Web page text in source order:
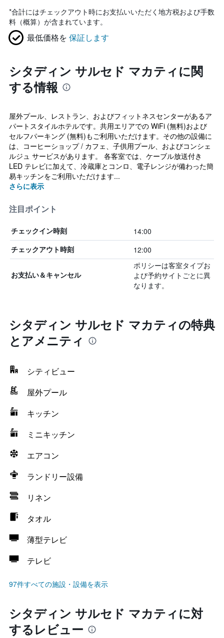
*合計にはチェックアウト時にお支払いいただく地方税および手数
料（概算）が含まれています。
最低価格を 保証します
シタディン サルセド マカティに関
する情報
屋外プール、レストラン、およびフィットネスセンターがあるア
パートスタイルホテルです。共用エリアでの WiFi (無料)および
セルフパーキング (無料)もご利用いただけます。その他の設備に
は、コーヒーショップ / カフェ、子供用プール、およびコンシェ
ルジュ サービスがあります。 各客室では、ケーブル放送付き
LED テレビに加えて、冷蔵庫とコンロ、電子レンジが備わった簡
易キッチンをご利用いただけます...
さらに表示
注目ポイント
チェックイン時刻 14:00
チェックアウト時刻 12:00
お支払い＆キャンセル
ポリシーは客室タイプお
よび予約サイトごとに異
なります。
シタディン サルセド マカティの特典
とアメニティ
シティビュー
屋外プール
キッチン
ミニキッチン
エアコン
ランドリー設備
リネン
タオル
薄型テレビ
テレビ
97件すべての施設・設備を表示
シタディン サルセド マカティに対
するレビュー